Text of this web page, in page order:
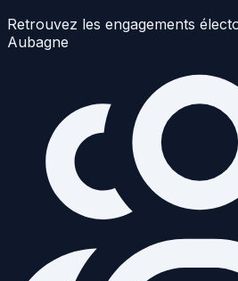
Retrouvez les engagements
Aubagne